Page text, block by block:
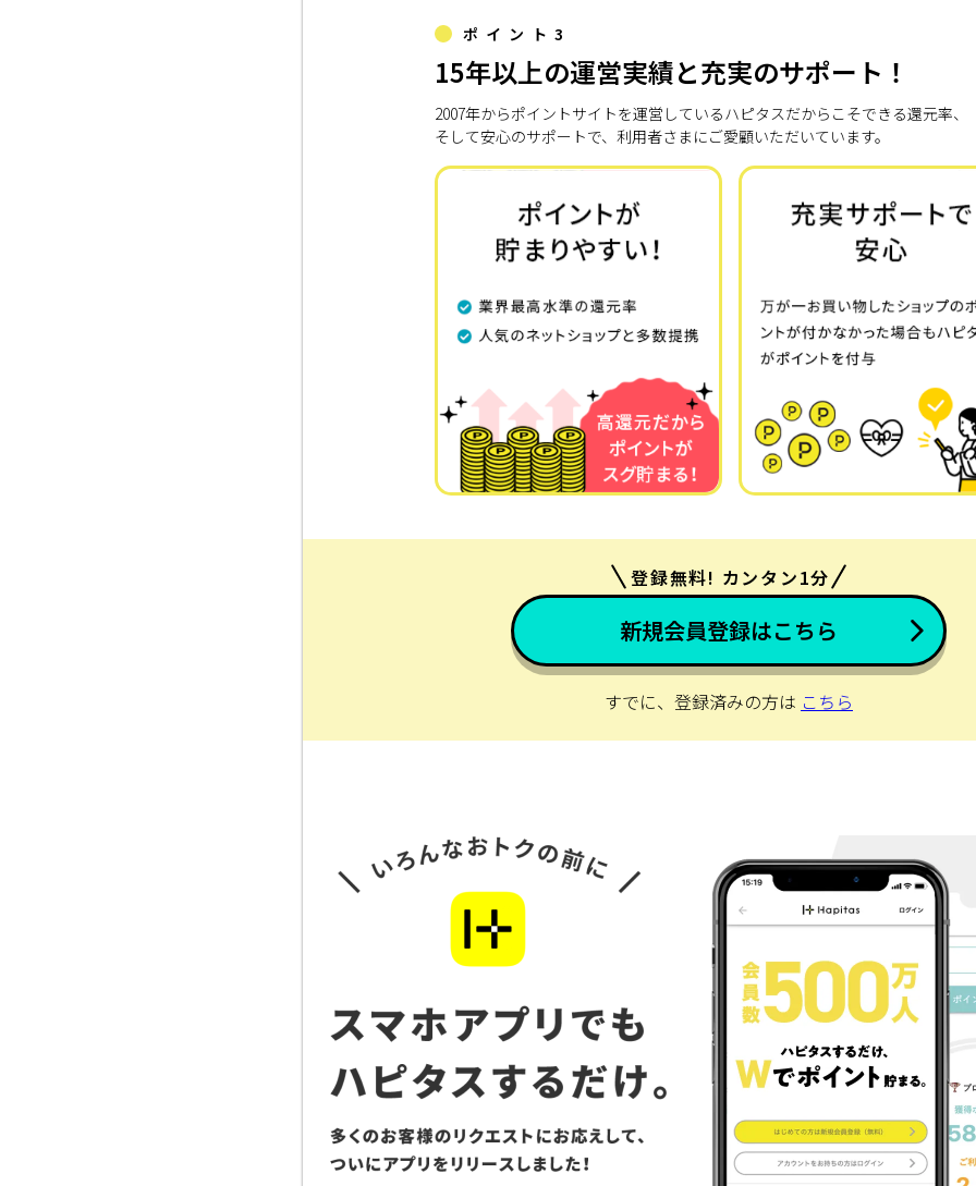
ポイント3
15年以上の運営実績と充実のサポート！
2007年からポイントサイトを運営しているハピタスだからこそできる還元率、
そして安心のサポートで、利用者さまにご愛顧いただいています。
登録無料! カンタン1分
新規会員登録はこちら
すでに、登録済みの方は こちら